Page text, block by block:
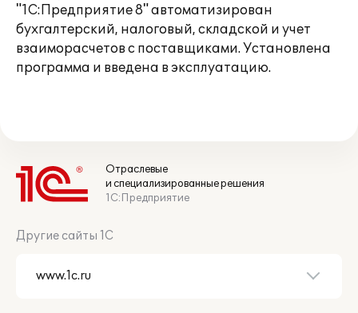
"1С:Предприятие 8" автоматизирован
бухгалтерский, налоговый, складской и учет
взаиморасчетов с поставщиками. Установлена
программа и введена в эксплуатацию.
Отраслевые
и специализированные решения
1С:Предприятие
Другие сайты 1С